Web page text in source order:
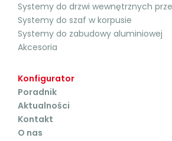
Systemy do drzwi wewnętrznych
Systemy do szaf w korpusie
Systemy do zabudowy aluminiowej
Akcesoria
Konfigurator
Poradnik
Aktualności
Kontakt
O nas